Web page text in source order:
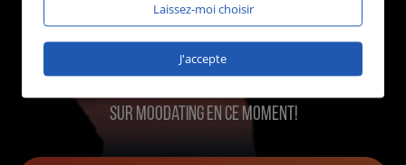
sur MOOdating en ce moment!
Laissez-moi choisir
J'accepte